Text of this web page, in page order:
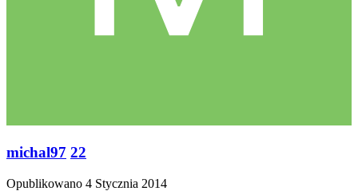
michal97 22
Opublikowano 4 Stycznia 2014